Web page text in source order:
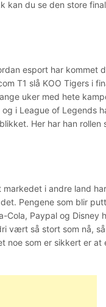
kan du se den store
esport har kommet
T1 slå KOO Tigers i
uker med hete
i League of Legends
Her har han rollen
i andre land
Pengene som blir
Cola, Paypal og Disney
vært så stort som nå,
noe som er sikkert er